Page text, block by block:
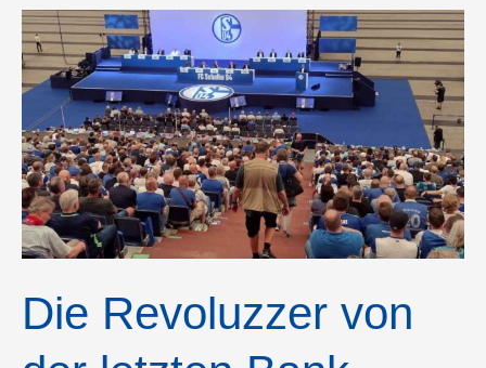
Die Revoluzzer von